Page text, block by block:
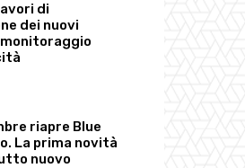
di
dei nuovi
riapre Blue
La prima novità
nuovo